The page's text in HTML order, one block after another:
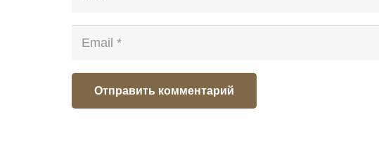
Отправить комментарий